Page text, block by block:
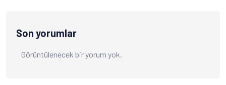
Son yorumlar
Görüntülenecek bir yorum yok.